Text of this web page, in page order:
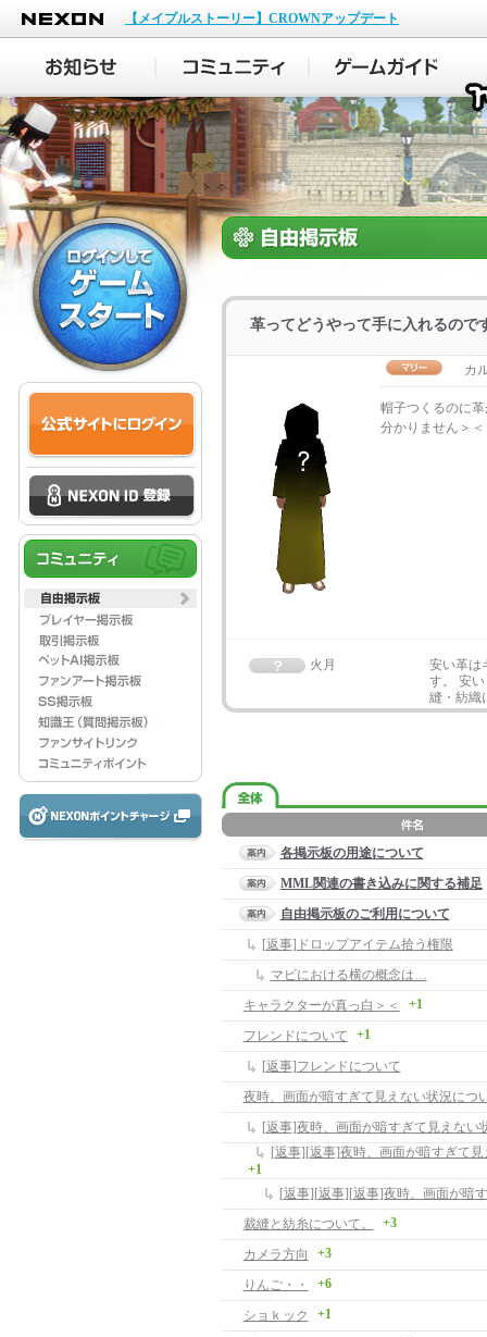
NEXON
【メイプルストーリー】CROWNアップデート
革ってどうやって手に入れるので
カ
帽子つくるのに
分かりません＞
火月
安い革は
す。 安
縫・紡織
各掲示板の用途について
MML関連の書き込みに関する補足
自由掲示板のご利用について
[返事]ドロップアイテム拾う権限
マビにおける横の概念は…
キャラクターが真っ白＞＜
+1
フレンドについて +1
[返事]フレンドについて
夜時、画面が暗すぎて見えない状況につ
[返事]夜時、画面が暗すぎて見えない
+1
裁縫と紡糸について。 +3
カメラ方向 +3
りんご・・ +6
ショｋック +1